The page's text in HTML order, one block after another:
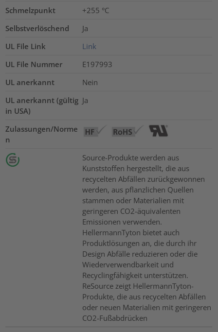
Schmelzpunkt
+255 °C
Selbstverlöschend
Ja
UL File Link
Link
UL File Nummer
E197993
UL anerkannt
Nein
UL anerkannt (gültig
in USA)
Ja
Zulassungen/Norme
n
Source-Produkte werden aus
Kunststoffen hergestellt, die aus
recycelten Abfällen zurückgewonnen
werden, aus pflanzlichen Quellen
stammen oder Materialien mit
geringeren CO2-äquivalenten
Emissionen verwenden.
HellermannTyton bietet auch
Produktlösungen an, die durch ihr
Design Abfälle reduzieren oder die
Wiederverwendbarkeit und
Recyclingfähigkeit unterstützen.
ReSource zeigt HellermannTyton-
Produkte, die aus recycelten Abfällen
oder neuen Materialien mit geringeren
CO2-Fußabdrücken